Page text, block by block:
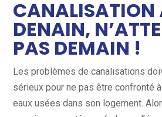
CANALISATION
DENAIN,
PAS DEMAIN !
Les problèmes de canalisations
sérieux pour ne pas être confronté
eaux usées dans son logement.